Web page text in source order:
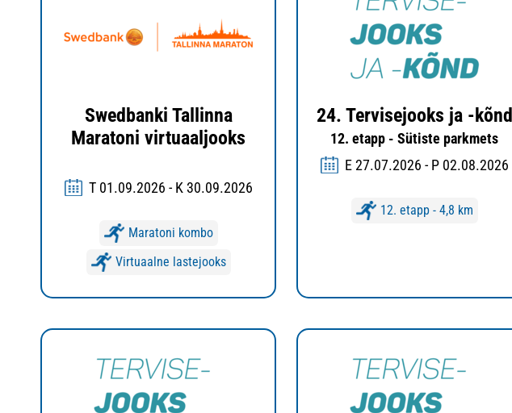
Swedbanki Tallinna
Maratoni virtuaaljooks
T 01.09.2026 - K 30.09.2026
Maratoni kombo
Virtuaalne lastejooks
24. Tervisejooks ja -kõnd
12. etapp - Sütiste parkmets
E 27.07.2026 - P 02.08.2026
12. etapp - 4,8 km